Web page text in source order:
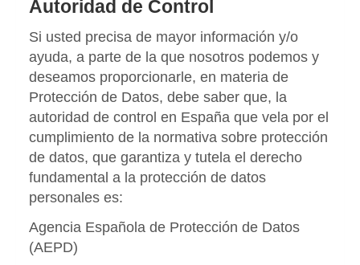
Autoridad de Control
Si usted precisa de mayor información y/o
ayuda, a parte de la que nosotros podemos y
deseamos proporcionarle, en materia de
Protección de Datos, debe saber que, la
autoridad de control en España que vela por el
cumplimiento de la normativa sobre protección
de datos, que garantiza y tutela el derecho
fundamental a la protección de datos
personales es:
Agencia Española de Protección de Datos
(AEPD)